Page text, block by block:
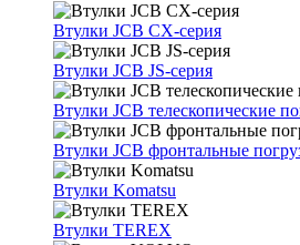
Втулки JCB CX-серия
Втулки JCB JS-серия
Втулки JCB телескопические
Втулки JCB фронтальные
Втулки Komatsu
Втулки TEREX